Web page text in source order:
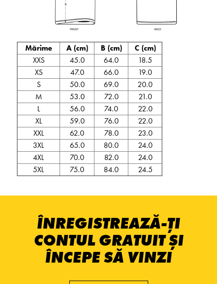
Mărime A (cm) B (cm)
C (cm)
XXS
45.0 64.0
18.5
XS
47.0 66.0
19.0
S
50.0 69.0
20.0
M
53.0 72.0
21.0
L
56.0 74.0
22.0
XL
59.0 76.0
22.0
XXL
62.0 78.0
23.0
3XL
65.0 80.0
24.0
4XL
70.0 82.0
24.0
5XL
75.0 84.0 24.5
ÎNREGISTREAZĂ-ȚI
CONTUL GRATUIT ȘI
ÎNCEPE SĂ VINZI